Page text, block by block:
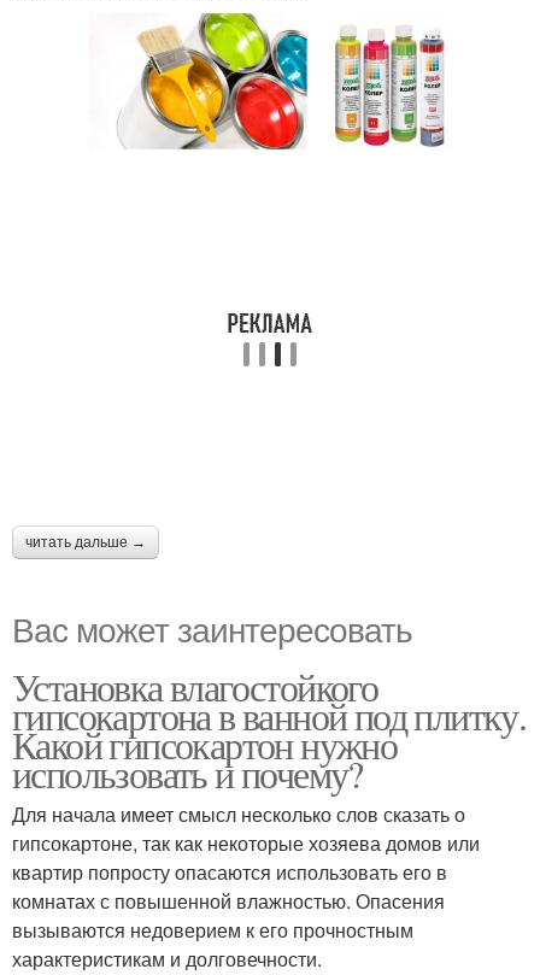
читать дальше →
Вас может заинтересовать
Установка влагостойкого
гипсокартона в ванной под плитку.
Какой гипсокартон нужно
использовать и почему?
Для начала имеет смысл несколько слов сказать о
гипсокартоне, так как некоторые хозяева домов или
квартир попросту опасаются использовать его в
комнатах с повышенной влажностью. Опасения
вызываются недоверием к его прочностным
характеристикам и долговечности.